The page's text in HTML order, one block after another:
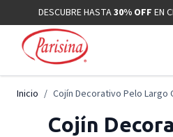
Ir al contenidoDESCUBRE HASTA30% OFF EN
Inicio / Cojín Decorativo Pelo Largo
Cojín